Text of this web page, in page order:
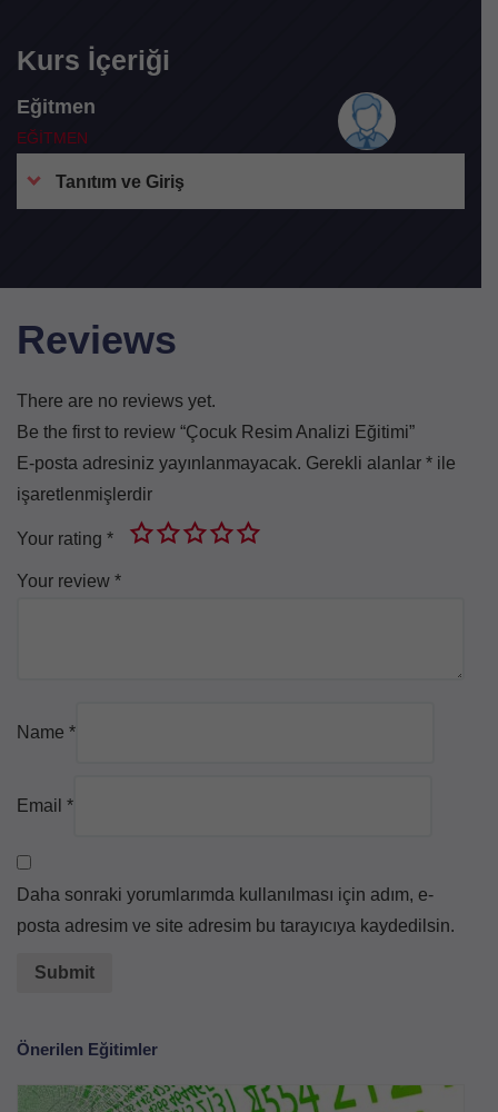
Kurs İçeriği
Eğitmen
EĞİTMEN
Tanıtım ve Giriş
Reviews
There are no reviews yet.
Be the first to review “Çocuk Resim Analizi Eğitimi”
E-posta adresiniz yayınlanmayacak. Gerekli alanlar * ile
işaretlenmişlerdir
Your rating *
Your review *
Name *
Email *
Daha sonraki yorumlarımda kullanılması için adım, e-
posta adresim ve site adresim bu tarayıcıya kaydedilsin.
Önerilen Eğitimler